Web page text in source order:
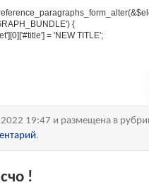
(
{
= 'NEW TITLE';
19:47 и размещена в
.
!